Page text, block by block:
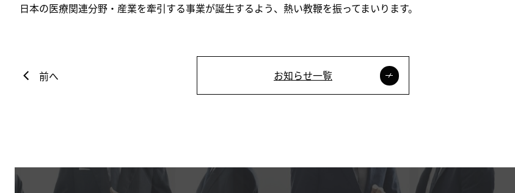
日本の医療関連分野・産業を牽引する事業が誕生するよう、熱い教鞭を振ってまいります。
前へ お知らせ一覧